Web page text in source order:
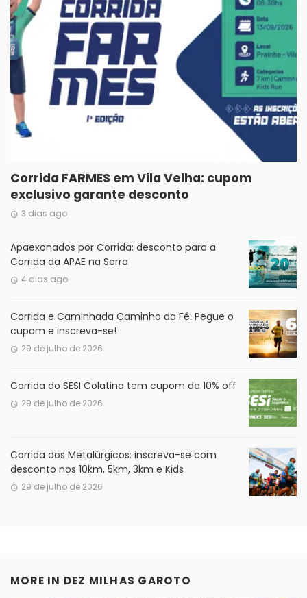
Corrida FARMES em Vila Velha: cupom
exclusivo garante desconto
3 dias ago
Apaexonados por Corrida: desconto para a
Corrida da APAE na Serra
4 dias ago
Corrida e Caminhada Caminho da Fé: Pegue o
cupom e inscreva-se!
29 de julho de 2026
Corrida do SESI Colatina tem cupom de 10% off
29 de julho de 2026
Corrida dos Metalúrgicos: inscreva-se com
desconto nos 10km, 5km, 3km e Kids
29 de julho de 2026
MORE IN DEZ MILHAS GAROTO